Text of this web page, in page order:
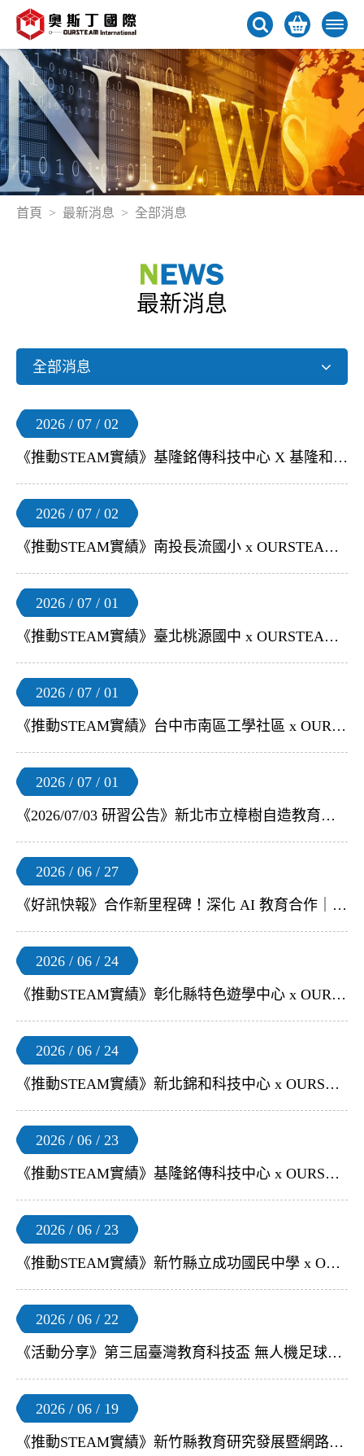
首頁 最新消息 全部消息
最新消息
全部消息
2026 / 07 / 02
《推動STEAM實績》基隆銘傳科技中心 X 基隆和平國小 x OURSTEAM | 【小飛球 教師研習教師研習】
2026 / 07 / 02
《推動STEAM實績》南投長流國小 x OURSTEAM | 【語音辨識模組 x AI 教師研習】
2026 / 07 / 01
《推動STEAM實績》臺北桃源國中 x OURSTEAM | 【S4A 無人機足球 教育訓練】
2026 / 07 / 01
《推動STEAM實績》台中市南區工學社區 x OURSTEAM | 【小飛球常態性課程】
2026 / 07 / 01
《2026/07/03 研習公告》新北市立樟樹自造教育及科技中心 x OURSTEAM | 【Arcade遊戲編程】教師研習
2026 / 06 / 27
《好訊快報》合作新里程碑！深化 AI 教育合作｜奧斯丁國際正式代理 Floaino
2026 / 06 / 24
《推動STEAM實績》彰化縣特色遊學中心 x OURSTEAM | 【Meta Quest 3 教育訓練】
2026 / 06 / 24
《推動STEAM實績》新北錦和科技中心 x OURSTEAM | 【S4A 無人機足球 教師研習】
2026 / 06 / 23
《推動STEAM實績》基隆銘傳科技中心 x OURSTEAM | 【基隆種子學校無人機足球選手集訓課】
2026 / 06 / 23
《推動STEAM實績》新竹縣立成功國民中學 x OURSTEAM | 【無人機足球 mini小飛球 教師研習】
2026 / 06 / 22
《活動分享》第三屆臺灣教育科技盃 無人機足球新北地區公開賽｜開放報名
2026 / 06 / 19
《推動STEAM實績》新竹縣教育研究發展暨網路中心 x OURSTEAM | 【新竹縣科技龍舟賽暨創意體驗活動】